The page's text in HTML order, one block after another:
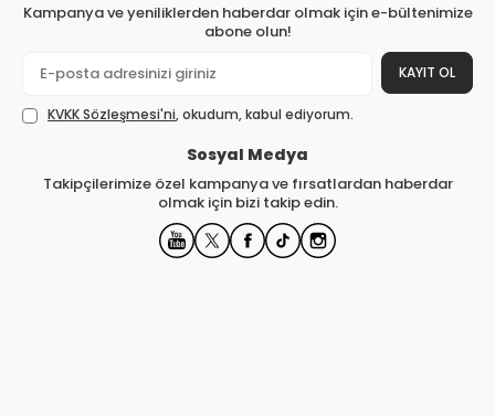
Kampanya ve yeniliklerden haberdar olmak için e-bültenimize
abone olun!
KAYIT OL
KVKK Sözleşmesi'ni, okudum, kabul ediyorum.
Sosyal Medya
Takipçilerimize özel kampanya ve fırsatlardan haberdar
olmak için bizi takip edin.